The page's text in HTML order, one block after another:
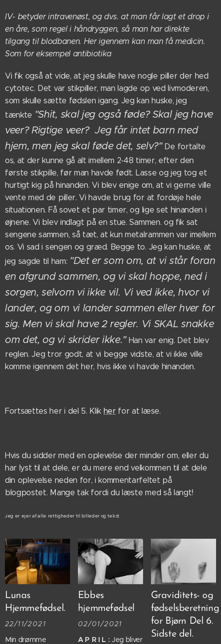
IV- betyder intravenøst, og dvs. at man får lagt et drop i
en åre, som regel i håndryggen, så man har direkte
tilgang til blodbanen. Her igennem kan man få medicin.
Som for eksempel antibiotika
Vi fik også at vide, at jeg skulle have nogle piller der hed
cytotec. Det var stikpiller, man lagde op ved livmoderen,
som skulle sætte fødslen igang. Jeg kan huske, jeg
tænkte "Shit, skal jeg også føde? Skal jeg have
veer? Rigtige veer? Jeg får intet barn med
hjem, men jeg skal føde det, selv?"De fortalte
os, at der kunne gå alt imellem 2-48 timer, efter den
første stikpille, før man havde født. Lasse og jeg tog et
hurtigt kig på hinanden. Vi blev enige om, at vi gerne ville
vente med de piller. Vi havde brug for at fordøje hele
situationen. Få sovet et par timer, og lige set hinanden i
øjnene. Vi blev indlagt på en stue. Sammen. og fik sat
sengene sammen, så tæt, at kun metalrammen var imellem
os. Vi sad i sengen og græd. Begge to. Jeg kan huske, at
jeg sagde til ham: "Det er som om, at vi står foran
en afgrund sammen, og vi skal hoppe, ned i
sorgen, selvom vi ikke vil. Vi ved ikke, hvor vi
lander, og om vi lander sammen eller hver for
sig. Men vi skal have 2 regler. Vi SKAL snakke
om det, og vi skrider ikke." Han var enig. Det blev
reglen. Jeg tror godt, at vi begge vidste, at vi ikke ville
komme igennem det her, hvis ikke vi havde hinanden.
Fortsættes her i del 5. Klik herfor at læse.
Hvis du sidder med en oplevelse der minder om, eller du
har lyst til at dele, er du mere end velkommen til at dele
din oplevelse neden for, i kommentarfeltet på
blogpostet. Mange tak fordi du læste med så langt!
Jeg er ejer af alle rettigheder til billeder og tekst.
Lunas
Hjemmefødsel.
22/11/2021
Min drømme
Ebbes
hjemmefødsel
02/01/2021
A P R I L : Jeg bliver
Graviditets- og
fødselsberetning
for Bjørn Del 6.
Sidste del.